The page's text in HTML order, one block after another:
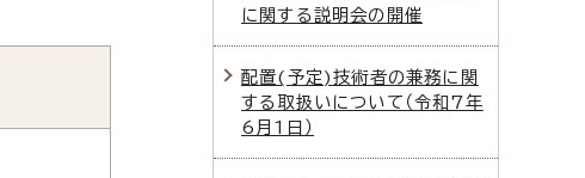
に関する説明会の開催
配置(予定)技術者の兼務に関
する取扱いについて（令和7年
6月1日）